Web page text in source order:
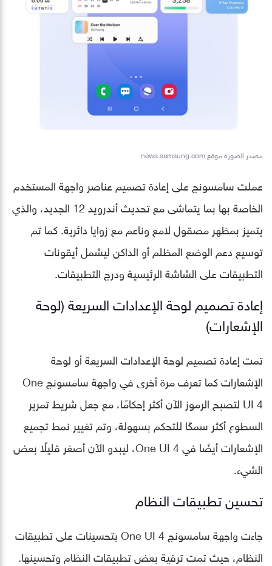
مصدر الصورة موقع news.samsung.com
عملت سامسونج على إعادة تصميم عناصر واجهة المستخدم
الخاصة بها بما يتماشى مع تحديث أندرويد 12 الجديد، والذي
يتميز بمظهر مصقول لامع وناعم مع زوايا دائرية. كما تم
توسيع دعم الوضع المظلم أو الداكن ليشمل أيقونات
التطبيقات على الشاشة الرئيسية ودرج التطبيقات.
إعادة تصميم لوحة الإعدادات السريعة (لوحة
الإشعارات)
تمت إعادة تصميم لوحة الإعدادات السريعة أو لوحة
الإشعارات كما تعرف مرة أخرى في واجهة سامسونج One
UI 4 لتصبح الرموز الآن أكثر إحكامًا، مع جعل شريط تمرير
السطوع أكثر سمكًا للتحكم بسهولة، وتم تغيير نمط تجميع
الإشعارات أيضًا في One UI 4، ليبدو الآن أصغر قليلًا بعض
الشيء.
تحسين تطبيقات النظام
جاءت واجهة سامسونج One UI 4 بتحسينات على تطبيقات
النظام، حيث تمت ترقية بعض تطبيقات النظام وتحسينها.